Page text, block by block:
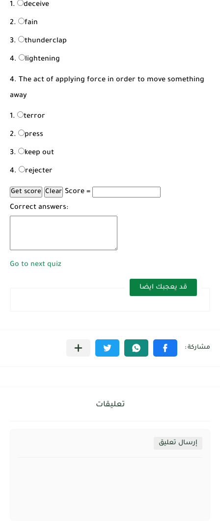
deceive
fain
thunderclap
lightening
4. The act of applying force in order to move something
away
terror
press
keep out
rejecter
Score =
Correct answers:
Go to next quiz
قد يعجبك ايضا
تعليقات
إرسال تعليق